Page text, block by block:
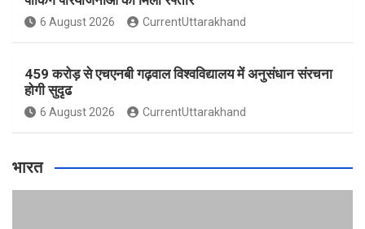
6 August 2026 CurrentUttarakhand
459 करोड़ से एचएनबी गढ़वाल विश्वविद्यालय में अनुसंधान संरचना
होगी सुदृढ
6 August 2026 CurrentUttarakhand
भारत